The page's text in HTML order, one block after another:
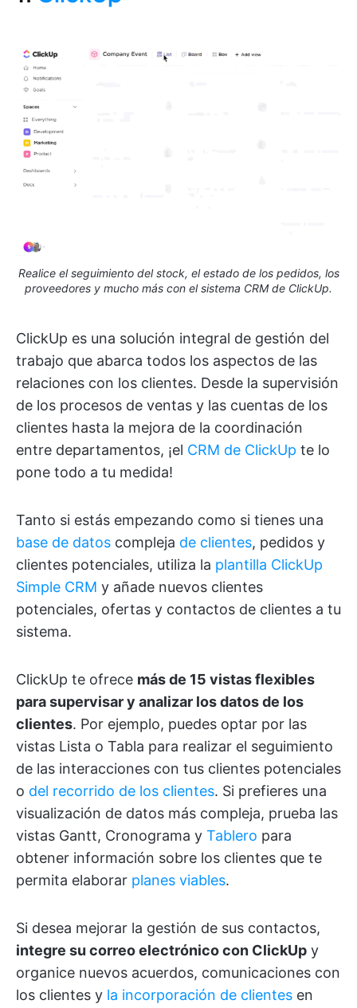
Realice el seguimiento del stock, el estado de los pedidos, los
proveedores y mucho más con el sistema CRM de ClickUp.
ClickUp es una solución integral de gestión del
trabajo que abarca todos los aspectos de las
relaciones con los clientes. Desde la supervisión
de los procesos de ventas y las cuentas de los
clientes hasta la mejora de la coordinación
entre departamentos, ¡el CRM de ClickUp te lo
pone todo a tu medida!
Tanto si estás empezando como si tienes una
base de datos compleja de clientes, pedidos y
clientes potenciales, utiliza la plantilla ClickUp
Simple CRM y añade nuevos clientes
potenciales, ofertas y contactos de clientes a tu
sistema.
ClickUp te ofrece más de 15 vistas flexibles
para supervisar y analizar los datos de los
clientes. Por ejemplo, puedes optar por las
vistas Lista o Tabla para realizar el seguimiento
de las interacciones con tus clientes potenciales
o del recorrido de los clientes. Si prefieres una
visualización de datos más compleja, prueba las
vistas Gantt, Cronograma y Tablero para
obtener información sobre los clientes que te
permita elaborar planes viables.
Si desea mejorar la gestión de sus contactos,
integre su correo electrónico con ClickUp y
organice nuevos acuerdos, comunicaciones con
los clientes y la incorporación de clientes en